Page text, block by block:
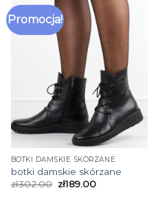
Promocja!
BOTKI DAMSKIE SKÓRZANE
botki damskie skórzane
zł302.00 zł189.00